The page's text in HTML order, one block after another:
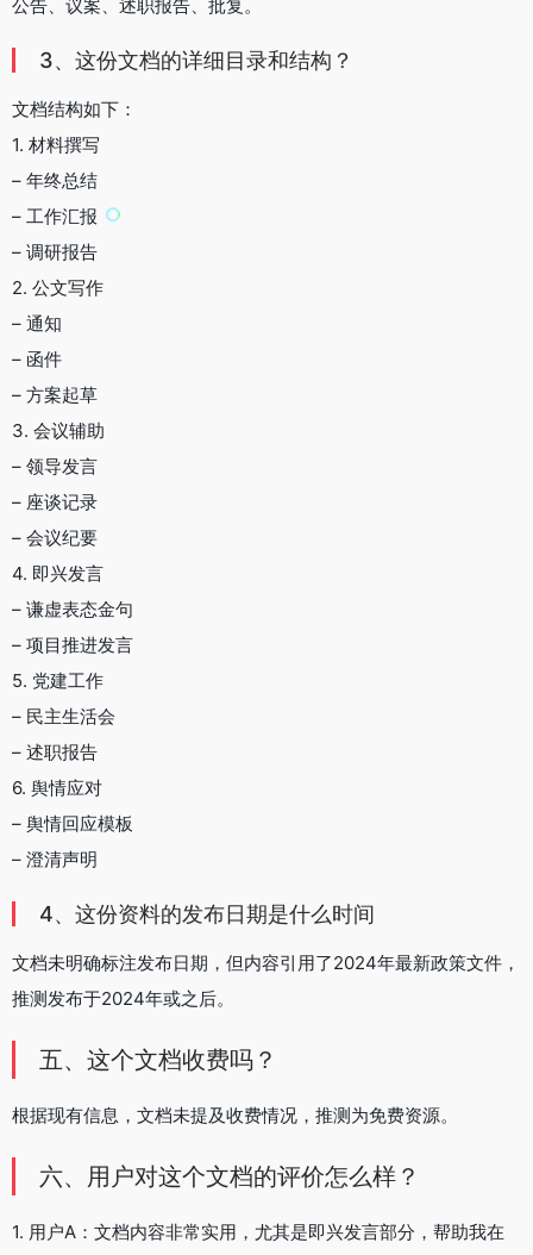
公告、议案、述职报告、批复。
3、这份文档的详细目录和结构？
文档结构如下：
1. 材料撰写
– 年终总结
– 工作汇报
– 调研报告
2. 公文写作
– 通知
– 函件
– 方案起草
3. 会议辅助
– 领导发言
– 座谈记录
– 会议纪要
4. 即兴发言
– 谦虚表态金句
– 项目推进发言
5. 党建工作
– 民主生活会
– 述职报告
6. 舆情应对
– 舆情回应模板
– 澄清声明
4、这份资料的发布日期是什么时间
文档未明确标注发布日期，但内容引用了2024年最新政策文件，
推测发布于2024年或之后。
五、这个文档收费吗？
根据现有信息，文档未提及收费情况，推测为免费资源。
六、用户对这个文档的评价怎么样？
1. 用户A：文档内容非常实用，尤其是即兴发言部分，帮助我在